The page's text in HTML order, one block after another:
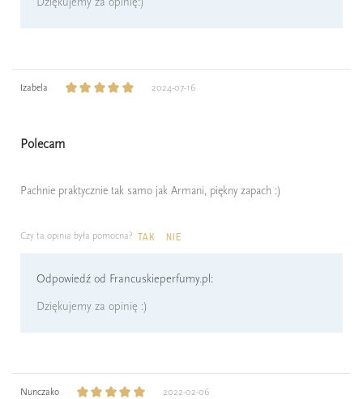
Izabela 2024-07-16
Polecam
Pachnie praktycznie tak samo jak Armani, piękny zapach :)
Czy ta opinia była pomocna? TAK NIE
Odpowiedź od Francuskieperfumy.pl:
Dziękujemy za opinię :)
Nunczako 2022-02-06